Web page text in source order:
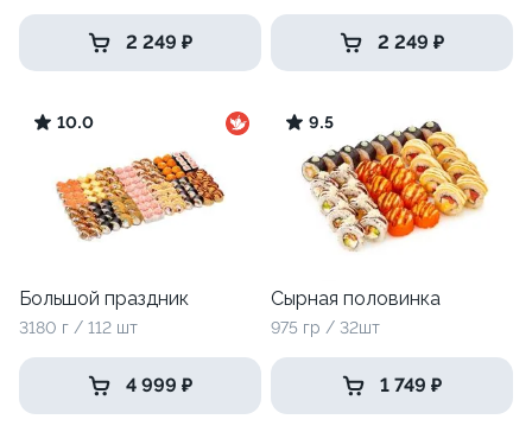
2 249 ₽ 2 249 ₽
10.0
Большой праздник
3180 г / 112 шт
4 999 ₽
9.5
Сырная половинка
975 гр / 32шт
1 749 ₽